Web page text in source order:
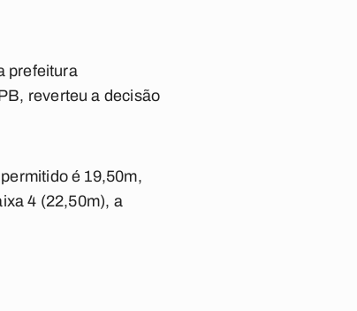
prefeitura
reverteu a decisão
é 19,50m,
4 (22,50m), a